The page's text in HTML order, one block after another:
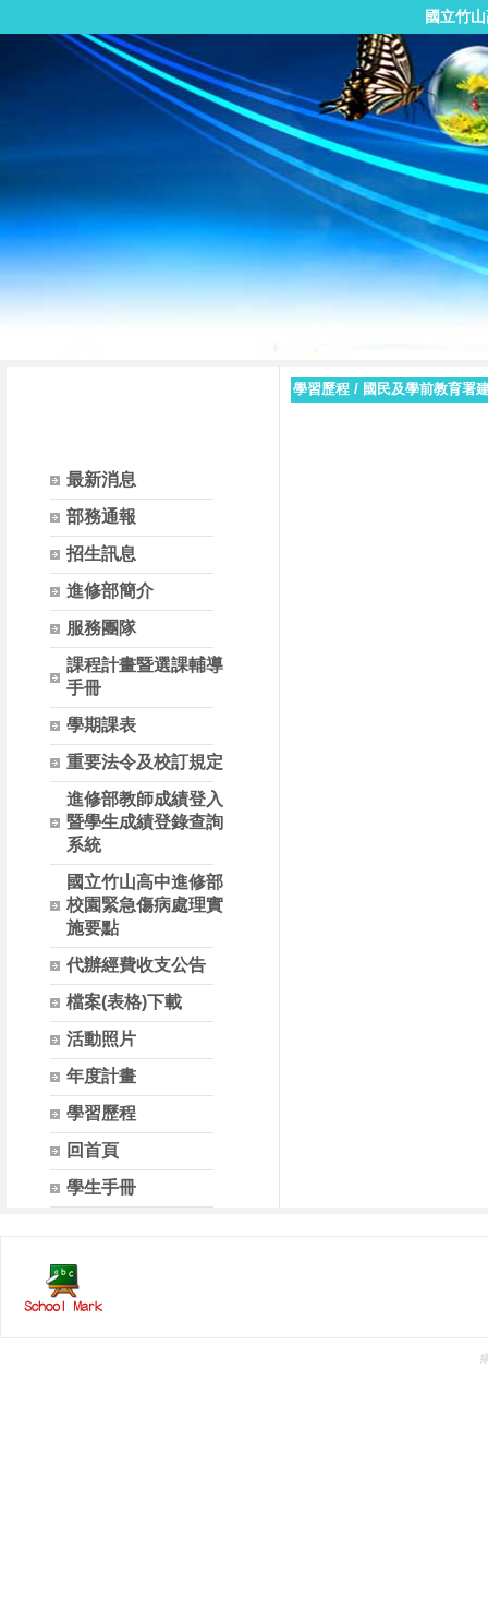
國立竹
最新消息
部務通報
招生訊息
進修部簡介
服務團隊
課程計畫暨選課輔導
手冊
學期課表
重要法令及校訂規定
進修部教師成績登入
暨學生成績登錄查詢
系統
國立竹山高中進修部
校園緊急傷病處理實
施要點
代辦經費收支公告
檔案(表格)下載
活動照片
年度計畫
學習歷程
回首頁
學生手冊
學習歷程 / 國民及學前教育署